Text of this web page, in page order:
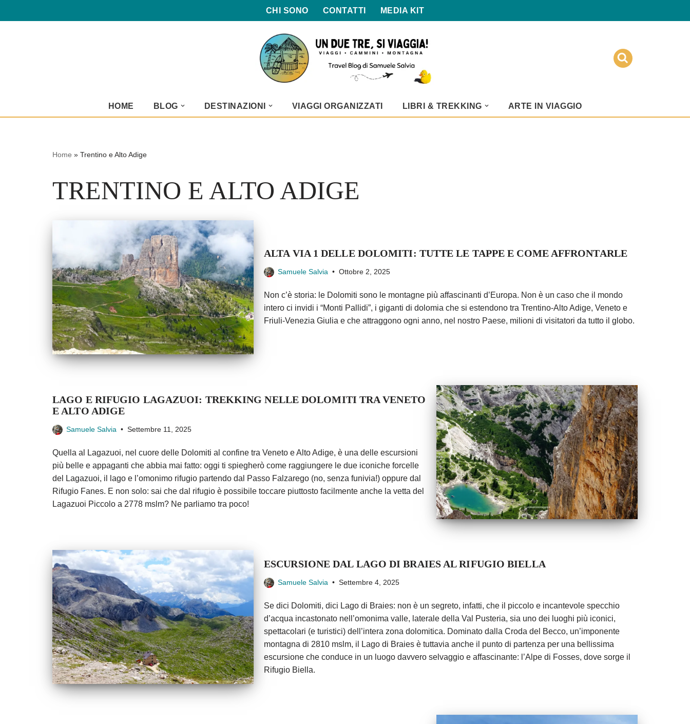
CHI SONO CONTATTI MEDIA KIT
HOME BLOG DESTINAZIONI VIAGGI ORGANIZZATI LIBRI & TREKKING ARTE IN VIAGGIO
Home » Trentino e Alto Adige
TRENTINO E ALTO ADIGE
ALTA VIA 1 DELLE DOLOMITI: TUTTE LE TAPPE E COME AFFRONTARLE
Samuele Salvia Ottobre 2, 2025
Non c’è storia: le Dolomiti sono le montagne più affascinanti d’Europa. Non è un caso che il mondo
intero ci invidi i “Monti Pallidi”, i giganti di dolomia che si estendono tra Trentino-Alto Adige, Veneto e
Friuli-Venezia Giulia e che attraggono ogni anno, nel nostro Paese, milioni di visitatori da tutto il globo.
LAGO E RIFUGIO LAGAZUOI: TREKKING NELLE DOLOMITI TRA VENETO
E ALTO ADIGE
Samuele Salvia Settembre 11, 2025
Quella al Lagazuoi, nel cuore delle Dolomiti al confine tra Veneto e Alto Adige, è una delle escursioni
più belle e appaganti che abbia mai fatto: oggi ti spiegherò come raggiungere le due iconiche forcelle
del Lagazuoi, il lago e l’omonimo rifugio partendo dal Passo Falzarego (no, senza funivia!) oppure dal
Rifugio Fanes. E non solo: sai che dal rifugio è possibile toccare piuttosto facilmente anche la vetta del
Lagazuoi Piccolo a 2778 mslm? Ne parliamo tra poco!
ESCURSIONE DAL LAGO DI BRAIES AL RIFUGIO BIELLA
Samuele Salvia Settembre 4, 2025
Se dici Dolomiti, dici Lago di Braies: non è un segreto, infatti, che il piccolo e incantevole specchio
d’acqua incastonato nell’omonima valle, laterale della Val Pusteria, sia uno dei luoghi più iconici,
spettacolari (e turistici) dell’intera zona dolomitica. Dominato dalla Croda del Becco, un’imponente
montagna di 2810 mslm, il Lago di Braies è tuttavia anche il punto di partenza per una bellissima
escursione che conduce in un luogo davvero selvaggio e affascinante: l’Alpe di Fosses, dove sorge il
Rifugio Biella.